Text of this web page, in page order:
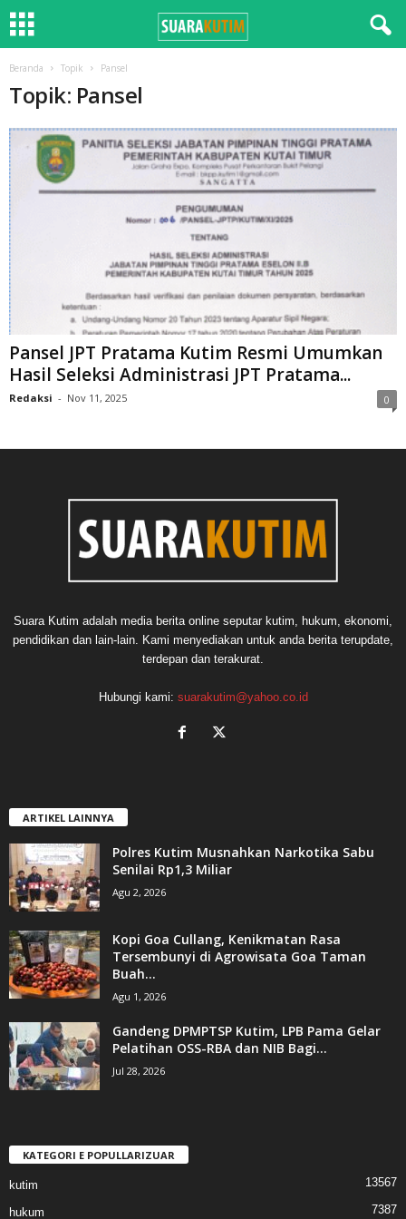
Beranda Topik Pansel
Topik: Pansel
Pansel JPT Pratama Kutim Resmi Umumkan
Hasil Seleksi Administrasi JPT Pratama...
Redaksi - Nov 11, 2025 0
Suara Kutim adalah media berita online seputar kutim, hukum, ekonomi,
pendidikan dan lain-lain. Kami menyediakan untuk anda berita terupdate,
terdepan dan terakurat.
Hubungi kami: suarakutim@yahoo.co.id
ARTIKEL LAINNYA
Polres Kutim Musnahkan Narkotika Sabu
Senilai Rp1,3 Miliar
Agu 2, 2026
Kopi Goa Cullang, Kenikmatan Rasa
Tersembunyi di Agrowisata Goa Taman
Buah...
Agu 1, 2026
Gandeng DPMPTSP Kutim, LPB Pama Gelar
Pelatihan OSS-RBA dan NIB Bagi...
Jul 28, 2026
KATEGORI E POPULLARIZUAR
kutim 13567
hukum 7387